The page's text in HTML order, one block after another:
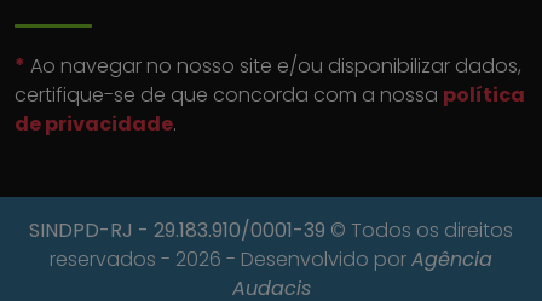
* Ao navegar no nosso site e/ou disponibilizar dados,
certifique-se de que concorda com a nossa política
de privacidade.
SINDPD-RJ - 29.183.910/0001-39 © Todos os direitos
reservados - 2026 - Desenvolvido porAgência
Audacis